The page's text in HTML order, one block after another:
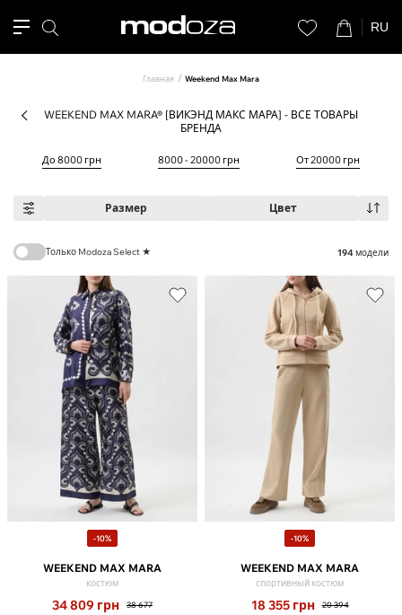
RU
Главная Weekend Max Mara
WEEKEND MAX MARA® [ВИКЭНД МАКС МАРА] - ВСЕ ТОВАРЫ
БРЕНДА
До 8000 грн 8000 - 20000 грн От 20000 грн
Размер Цвет
Только Modoza Select ★ 194 модели
-10%
WEEKEND MAX MARA
костюм
34 809 грн 38 677
-10%
WEEKEND MAX MARA
спортивный костюм
18 355 грн 20 394